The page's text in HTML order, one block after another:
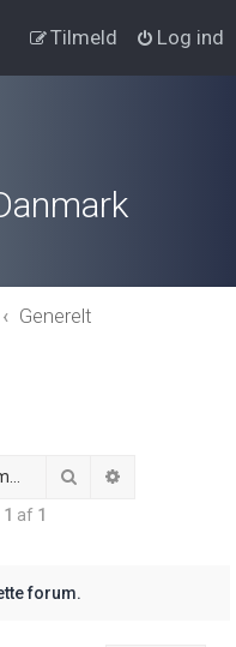
Log ind
Tilmeld
Generelt
Søg
1 af 1
forum.